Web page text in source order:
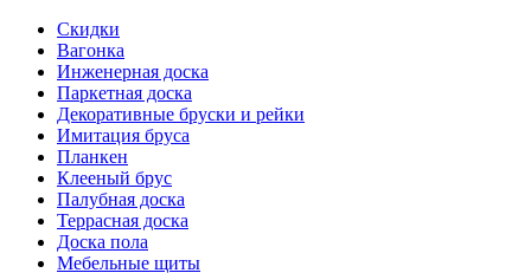
Скидки
Вагонка
Инженерная доска
Паркетная доска
Декоративные бруски и рейки
Имитация бруса
Планкен
Клееный брус
Палубная доска
Террасная доска
Доска пола
Мебельные щиты